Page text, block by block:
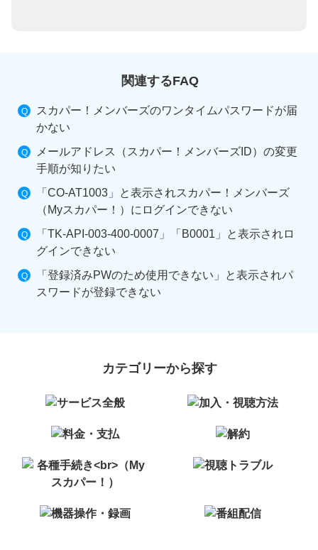
関連するFAQ
スカパー！メンバーズのワンタイムパスワードが届
かない
メールアドレス（スカパー！メンバーズID）の変更
手順が知りたい
「CO-AT1003」と表示されスカパー！メンバーズ
（Myスカパー！）にログインできない
「TK-API-003-400-0007」「B0001」と表示されロ
グインできない
「登録済みPWのため使用できない」と表示されパ
スワードが登録できない
カテゴリーから探す